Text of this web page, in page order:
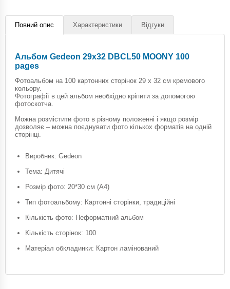
Повний опис Характеристики Відгуки
Альбом Gedeon 29х32 DBCL50 MOONY 100
pages
Фотоальбом на 100 картонних сторінок 29 х 32 см кремового
кольору.
Фотографії в цей альбом необхідно кріпити за допомогою
фотоскотча.
Можна розмістити фото в різному положенні і якщо розмір
дозволяє – можна поєднувати фото кількох форматів на одній
сторінці.
Виробник: Gedeon
Тема: Дитячі
Розмір фото: 20*30 см (A4)
Тип фотоальбому: Картонні сторінки, традиційні
Кількість фото: Неформатний альбом
Кількість сторінок: 100
Матеріал обкладинки: Картон ламінований